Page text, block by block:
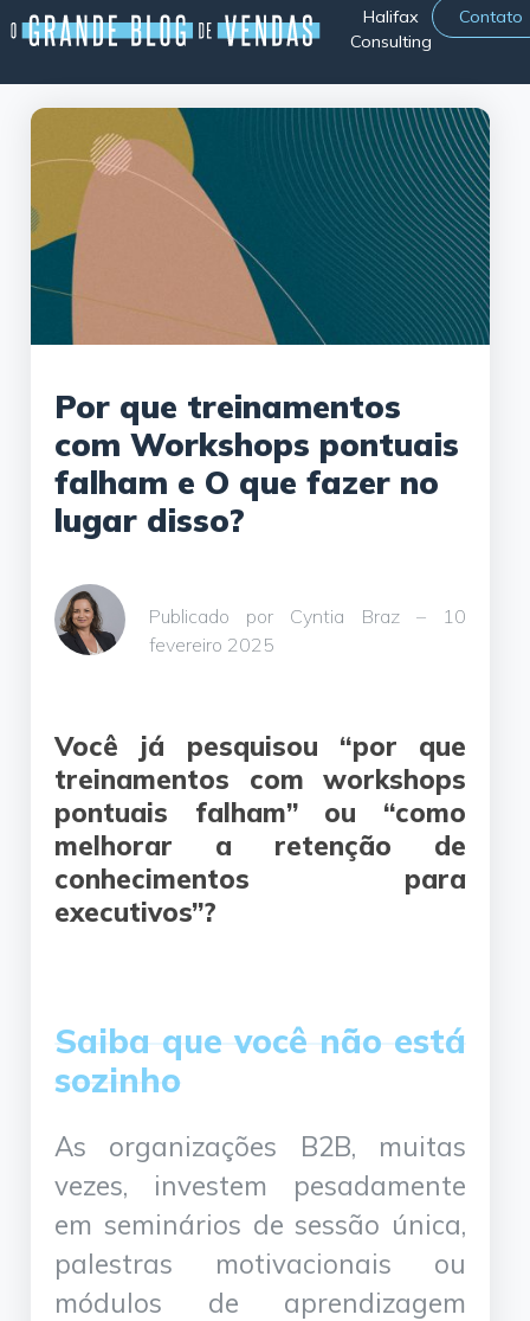
Halifax
Consulting
Contato
Por que treinamentos
com Workshops pontuais
falham e O que fazer no
lugar disso?
Publicado por Cyntia Braz – 10
fevereiro 2025
Você já pesquisou “por que
treinamentos com workshops
pontuais falham” ou “como
melhorar a retenção de
conhecimentos para
executivos”?
Saiba que você não está
sozinho
As organizações B2B, muitas
vezes, investem pesadamente
em seminários de sessão única,
palestras motivacionais ou
módulos de aprendizagem